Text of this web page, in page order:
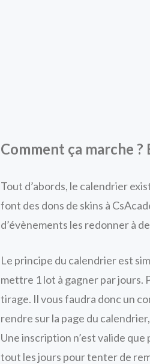
Comment ça marche ?
Tout d’abords, le calendrier
font des dons de skins à
d’évènements les redonner à
Le principe du calendrier est
mettre 1 lot à gagner par
tirage. Il vous faudra donc un
rendre sur la page du
Une inscription n’est valide
tout les jours pour tenter de